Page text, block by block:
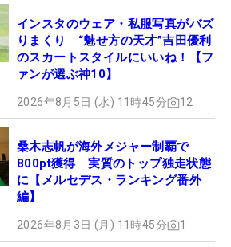
インスタのウェア・私服写真がバズ
りまくり “魅せ方の天才”吉田優利
のスカートスタイルにいいね！【フ
ァンが選ぶ神10】
2026年8月5日 (水) 11時45分 12
桑木志帆が海外メジャー制覇で
800pt獲得 実質のトップ独走状態
に【メルセデス・ランキング番外
編】
2026年8月3日 (月) 11時45分 1